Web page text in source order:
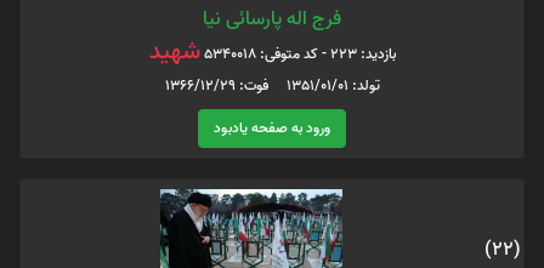
فرج اله پارسائی نیا
بازدید: 223 - کد متوفی: 5340018 شهید
تولد: 1351/01/01 فوت: 1366/12/29
ورود به صفحه یادبود
(22)